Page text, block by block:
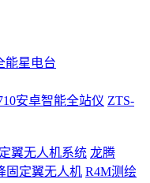
能星电台
安卓智能全站仪 ZTS-
翼无人机系统 龙腾
固定翼无人机 R4M测绘